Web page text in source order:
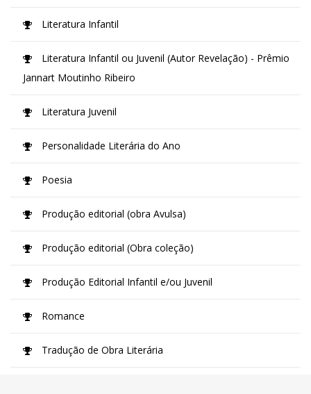
Literatura Infantil
Literatura Infantil ou Juvenil (Autor Revelação) - Prêmio
Jannart Moutinho Ribeiro
Literatura Juvenil
Personalidade Literária do Ano
Poesia
Produção editorial (obra Avulsa)
Produção editorial (Obra coleção)
Produção Editorial Infantil e/ou Juvenil
Romance
Tradução de Obra Literária